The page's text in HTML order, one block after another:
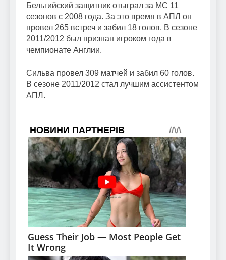
Бельгийский защитник отыграл за МС 11
сезонов с 2008 года. За это время в АПЛ он
провел 265 встреч и забил 18 голов. В сезоне
2011/2012 был признан игроком года в
чемпионате Англии.
Сильва провел 309 матчей и забил 60 голов.
В сезоне 2011/2012 стал лучшим ассистентом
АПЛ.